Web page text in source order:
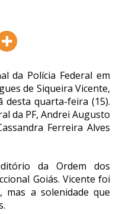
da Polícia Federal em
de Siqueira Vicente,
quarta-feira (15).
da PF, Andrei Augusto
Ferreira Alves
da Ordem dos
Goiás. Vicente foi
mas a solenidade que